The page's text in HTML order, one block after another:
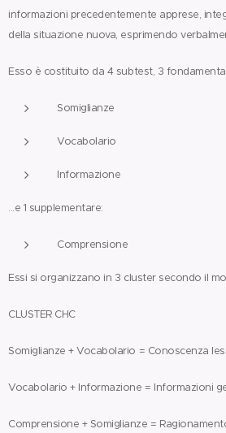
informazioni precedentemente apprese,
della situazione nuova, esprimendo
Esso è costituito da 4 subtest, 3
Somiglianze
Vocabolario
Informazione
...e 1 supplementare:
Comprensione
Essi si organizzano in 3 cluster secondo il
CLUSTER CHC
Somiglianze + Vocabolario = Conoscenza
Vocabolario + Informazione = Informazioni
Comprensione + Somiglianze =